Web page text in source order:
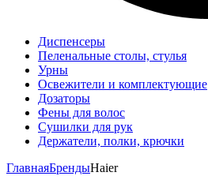
Диспенсеры
Пеленальные столы, стулья
Урны
Освежители и комплектующие
Дозаторы
Фены для волос
Сушилки для рук
Держатели, полки, крючки
ГлавнаяБрендыHaier